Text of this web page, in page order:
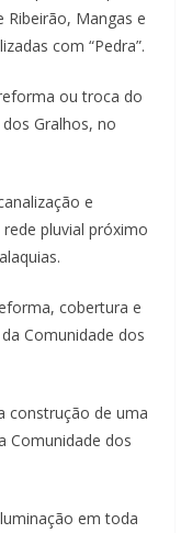
Ribeirão, Mangas e
com “Pedra”.
ou troca do
Gralhos, no
e
pluvial próximo
cobertura e
Comunidade dos
construção de uma
Comunidade dos
em toda